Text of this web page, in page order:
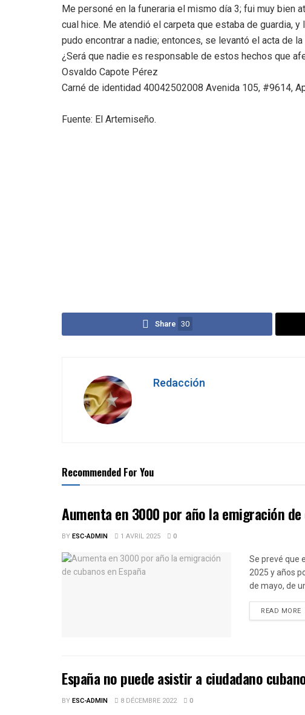
Me personé en la funeraria el mismo día 3; fui muy bien
cual hice. Me atendió el carpeta que estaba de guardia,
pudo encontrar a nadie; entonces, se levantó el acta de
¿Será que nadie es responsable de estos hechos que
Osvaldo Capote Pérez
Carné de identidad 40042502008 Avenida 105, #9614,
Fuente: El Artemiseño.
Share 30
Redacción
Recommended For You
Aumenta en 3000 por año la emigración de
BYESC-ADMIN 1 AVRIL 2025 0
Se prevé que
2025 y años
de mayo, de
READ MORE
España no puede asistir a ciudadano
BYESC-ADMIN 8 DÉCEMBRE 2022 0